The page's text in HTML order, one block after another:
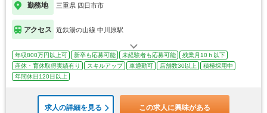
勤務地 三重県 四日市市
アクセス 近鉄湯の山線 中川原駅
年収800万円以上可 新卒も応募可能 未経験者も応募可能
残業月10ｈ以下
産休・育休取得実績有り
スキルアップ 車通勤可 店舗数30以上
積極採用中
年間休日120日以上
求人の詳細を見る この求人に興味がある